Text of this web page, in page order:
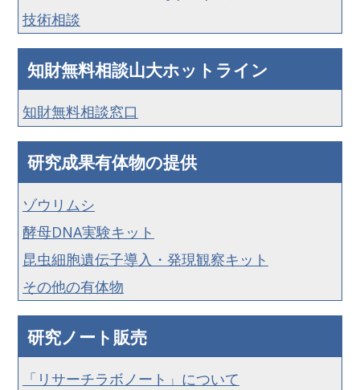
技術相談
知財無料相談山大ホットライン
知財無料相談窓口
研究成果有体物の提供
ゾウリムシ
酵母DNA実験キット
昆虫細胞遺伝子導入・発現観察キット
その他の有体物
研究ノート販売
「リサーチラボノート」について